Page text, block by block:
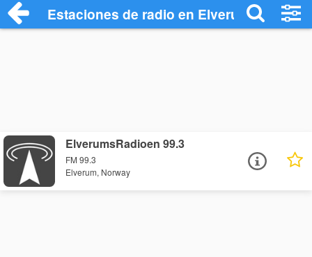
Estaciones de radio en Elverum -
ElverumsRadioen 99.3
FM 99.3
Elverum, Norway